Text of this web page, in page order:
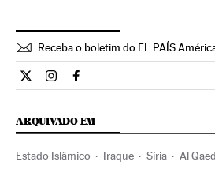
Receba o boletim do EL PAÍS
Internacional El País Brasil en
Internacional El País Brasil en
Internacional El País
ARQUIVADO EM
Estado Islâmico Iraque Síria Al